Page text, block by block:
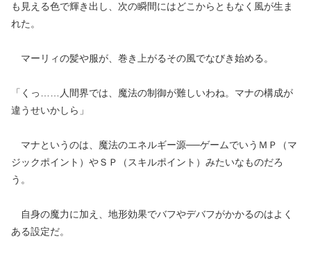
も見える色で輝き出し、次の瞬間にはどこからともなく風が生ま
れた。
マーリィの髪や服が、巻き上がるその風でなびき始める。
「くっ……人間界では、魔法の制御が難しいわね。マナの構成が
違うせいかしら」
マナというのは、魔法のエネルギー源──ゲームでいうＭＰ（マ
ジックポイント）やＳＰ（スキルポイント）みたいなものだろ
う。
自身の魔力に加え、地形効果でバフやデバフがかかるのはよく
ある設定だ。